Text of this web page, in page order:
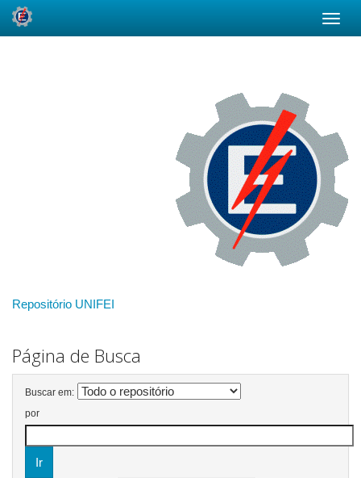
Repositório UNIFEI
Página de Busca
Buscar em:
por